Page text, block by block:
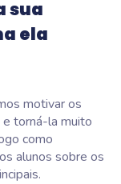
sua
ela
motivar os
torná-la muito
como
alunos sobre os